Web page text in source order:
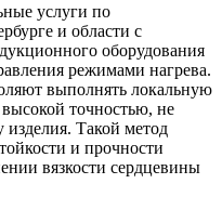
услуги по
и области с
оборудования
режимами нагрева.
выполнять локальную
точностью, не
изделия. Такой метод
и прочности
вязкости сердцевины